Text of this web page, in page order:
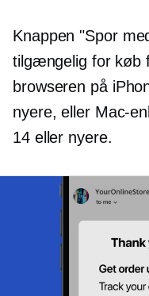
Knappen "Spor
tilgængelig for køb
browseren på
nyere, eller Mac-
14 eller nyere.